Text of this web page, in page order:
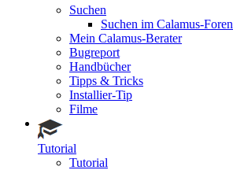
Suchen
Suchen im Calamus-Foren
Mein Calamus-Berater
Bugreport
Handbücher
Tipps & Tricks
Installier-Tip
Filme
Tutorial
Tutorial